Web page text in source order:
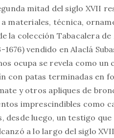
mitad del siglo XVII
materiales, técnica,
la colección Tabacalera
vendido en Alaclá
ocupa se revela como
con patas terminadas en
y otros apliques de
imprescindibles como
desde luego, un testigo
a lo largo del siglo